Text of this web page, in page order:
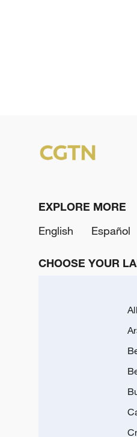
EXPLORE MORE
English
Español
CHOOSE YOUR